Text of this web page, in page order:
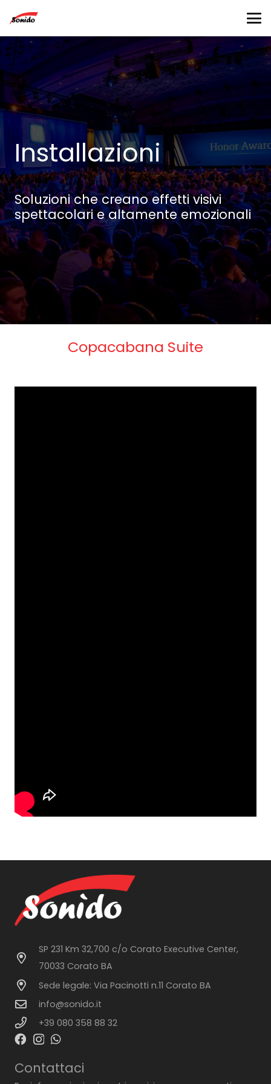
Installazioni
Soluzioni che creano effetti visivi
spettacolari e altamente emozionali
Copacabana Suite
SP 231 Km 32,700 c/o Corato Executive Center,
70033 Corato BA
Sede legale: Via Pacinotti n.11 Corato BA
info@sonido.it
+39 080 358 88 32
Contattaci